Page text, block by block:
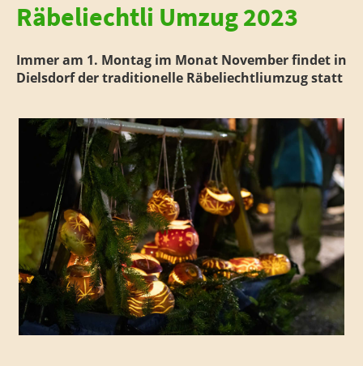
Räbeliechtli Umzug 2023
Immer am 1. Montag im Monat November findet in
Dielsdorf der traditionelle Räbeliechtliumzug statt